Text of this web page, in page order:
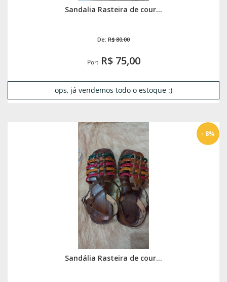
Sandalia Rasteira de cour...
De: R$ 80,00
Por:R$ 75,00
ops, já vendemos todo o estoque :)
Sandália Rasteira de cour...
- 8%